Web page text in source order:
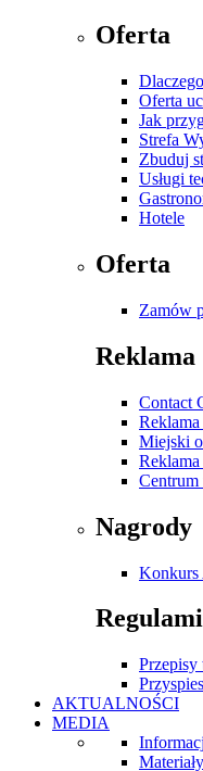
Oferta
Oferta
Jak
Strefa
Zbuduj
Usługi
Hotele
Oferta
Zamów
Reklama
Contact
Reklama
Miejski
Centrum
Nagrody
Konkurs
Przepisy
AKTUALNOŚCI
MEDIA